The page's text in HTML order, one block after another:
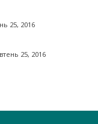
25, 2016
25, 2016